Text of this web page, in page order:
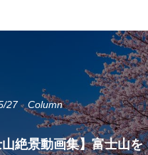
27 Column
山絶景動画集】富士山を